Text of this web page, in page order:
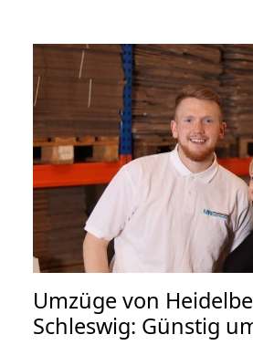
Umzüge von
Schleswig: Günstig